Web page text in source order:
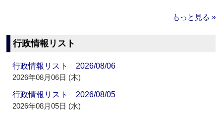
もっと見る »
行政情報リスト
行政情報リスト 2026/08/06
2026年08月06日 (木)
行政情報リスト 2026/08/05
2026年08月05日 (水)